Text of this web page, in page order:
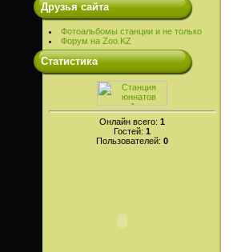
Друзья сайта
Фотоальбомы станции и не только
Форум на Zoo.KZ
Статистика
Онлайн всего: 1
Гостей: 1
Пользователей: 0